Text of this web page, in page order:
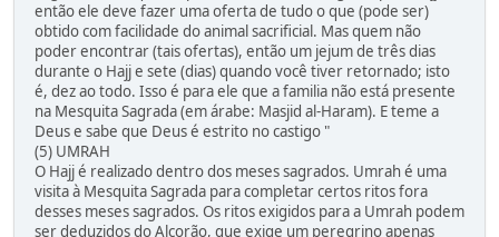
então ele deve fazer uma oferta de tudo o que (pode ser)
obtido com facilidade do animal sacrificial. Mas quem não
poder encontrar (tais ofertas), então um jejum de três dias
durante o Hajj e sete (dias) quando você tiver retornado; isto
é, dez ao todo. Isso é para ele que a familia não está presente
na Mesquita Sagrada (em árabe: Masjid al-Haram). E teme a
Deus e sabe que Deus é estrito no castigo "
(5) UMRAH
O Hajj é realizado dentro dos meses sagrados. Umrah é uma
visita à Mesquita Sagrada para completar certos ritos fora
desses meses sagrados. Os ritos exigidos para a Umrah podem
ser deduzidos do Alcorão, que exige um peregrino apenas